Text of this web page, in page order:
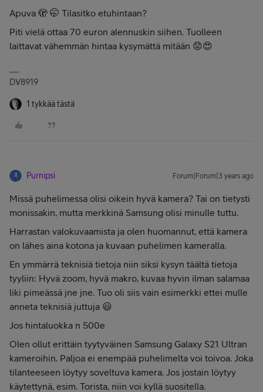
Apuva 🫣 🤭 Tilasitko etuhintaan?
Piti vielä ottaa 70 euron alennuskin siihen. Tuolleen
laittavat vähemmän hintaa kysymättä mitään 😟😍
DV8919
1 tykkää tästä
Purnipsi Forum|Forum|3 years ago
Missä puhelimessa olisi oikein hyvä kamera? Tai on tietysti
monissakin, mutta merkkinä Samsung olisi minulle tuttu.
Harrastan valokuvaamista ja olen huomannut, että kamera
on lähes aina kotona ja kuvaan puhelimen kameralla.
En ymmärrä teknisiä tietoja niin siksi kysyn täältä tietoja
tyyliin: Hyvä zoom, hyvä makro, kuvaa hyvin ilman salamaa
liki pimeässä jne jne. Tuo oli siis vain esimerkki ettei mulle
anneta teknisiä juttuja 😃
Jos hintaluokka n 500e
Olen ollut erittäin tyytyväinen Samsung Galaxy S21 Ultran
kameroihin. Paljoa ei enempää puhelimelta voi toivoa. Joka
tilanteeseen löytyy soveltuva kamera. Jos jostain löytyy
käytettynä, esim. Torista, niin voi kyllä suositella.